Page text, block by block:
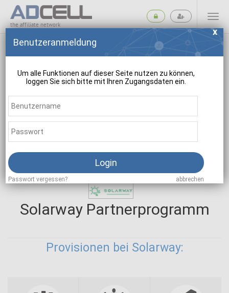
the affiliate network
Solarway Partnerprogramm
Provisionen bei Solarway:
Benutzeranmeldung
Um alle Funktionen auf dieser Seite nutzen zu können,
loggen Sie sich bitte mit Ihren Zugangsdaten ein.
Login
Passwort vergessen? abbrechen